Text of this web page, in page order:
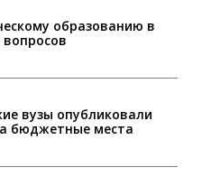
образованию в
вопросов
вузы опубликовали
бюджетные места